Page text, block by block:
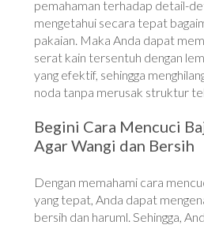
pemahaman terhadap detail-
mengetahui secara tepat
pakaian. Maka Anda dapat
serat kain tersentuh dengan
yang efektif, sehingga
noda tanpa merusak struktur
Begini Cara Mencuci
Agar Wangi dan Bersih
Dengan memahami cara
yang tepat, Anda dapat
bersih dan haruml. Sehingga,